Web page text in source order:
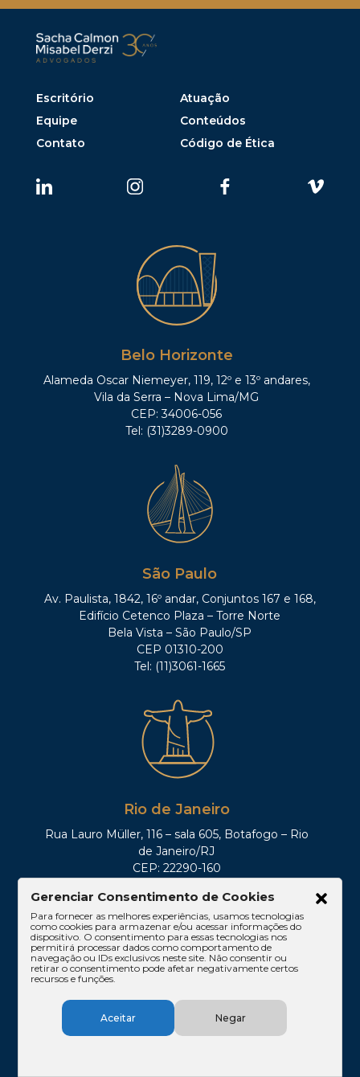
Escritório
Atuação
Equipe
Conteúdos
Contato
Código de Ética
Belo Horizonte
Alameda Oscar Niemeyer, 119, 12º e 13º andares,
Vila da Serra – Nova Lima/MG
CEP: 34006-056
Tel: (31)3289-0900
São Paulo
Av. Paulista, 1842, 16º andar, Conjuntos 167 e 168,
Edifício Cetenco Plaza – Torre Norte
Bela Vista – São Paulo/SP
CEP 01310-200
Tel: (11)3061-1665
Rio de Janeiro
Rua Lauro Müller, 116 – sala 605, Botafogo – Rio
de Janeiro/RJ
CEP: 22290-160
Brasília
Gerenciar Consentimento de Cookies
Para fornecer as melhores experiências, usamos tecnologias
como cookies para armazenar e/ou acessar informações do
dispositivo. O consentimento para essas tecnologias nos
permitirá processar dados como comportamento de
navegação ou IDs exclusivos neste site. Não consentir ou
retirar o consentimento pode afetar negativamente certos
recursos e funções.
Aceitar Negar